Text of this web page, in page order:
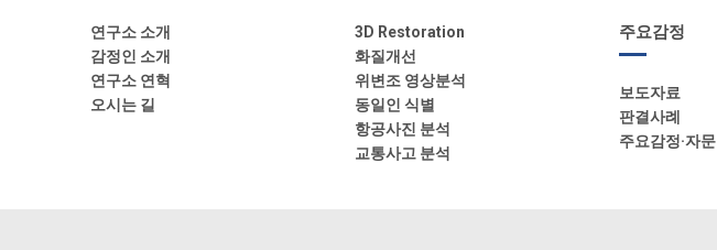
연구소 소개
감정인 소개
연구소 연혁
오시는 길
3D Restoration
화질개선
위변조 영상분석
동일인 식별
항공사진 분석
교통사고 분석
주요감정
보도자료
판결사례
주요감정·자문